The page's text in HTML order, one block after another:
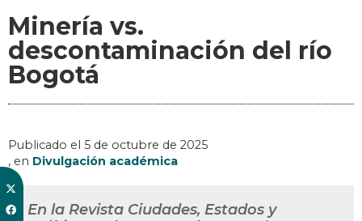
Minería vs.
descontaminación del río
Bogotá
Publicado el 5 de octubre de 2025
, en Divulgación académica
En la Revista Ciudades, Estados y